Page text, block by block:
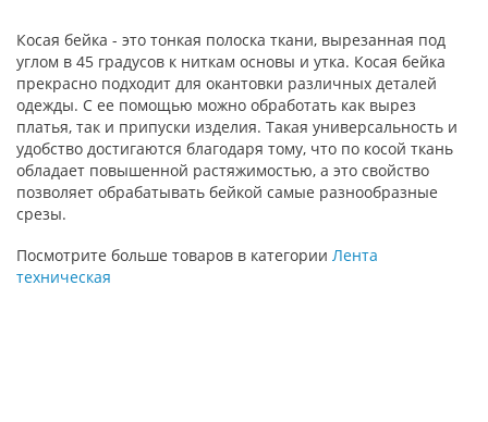
Косая бейка - это тонкая полоска ткани, вырезанная под
углом в 45 градусов к ниткам основы и утка. Косая бейка
прекрасно подходит для окантовки различных деталей
одежды. С ее помощью можно обработать как вырез
платья, так и припуски изделия. Такая универсальность и
удобство достигаются благодаря тому, что по косой ткань
обладает повышенной растяжимостью, а это свойство
позволяет обрабатывать бейкой самые разнообразные
срезы.
Посмотрите больше товаров в категории Лента
техническая